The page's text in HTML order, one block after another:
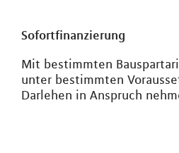
Sofortfinanzierung
Mit bestimmten
unter bestimmten
Darlehen in Anspruch